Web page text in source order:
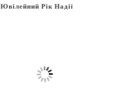
Ювілейний Рік Надії